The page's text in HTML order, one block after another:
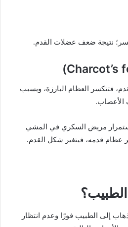
نتيجة ضعف عضلات القدم.
فتتكسر العظام البارزة، ويسبب
الأعصاب.
مريض السكري في المشي
عظام قدمه، فيتغير شكل القدم.
إلى الطبيب فورًا وعدم انتظار